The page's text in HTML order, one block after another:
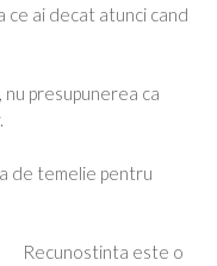
ce ai decat atunci cand
, nu presupunerea ca
de temelie pentru
Recunostinta este o